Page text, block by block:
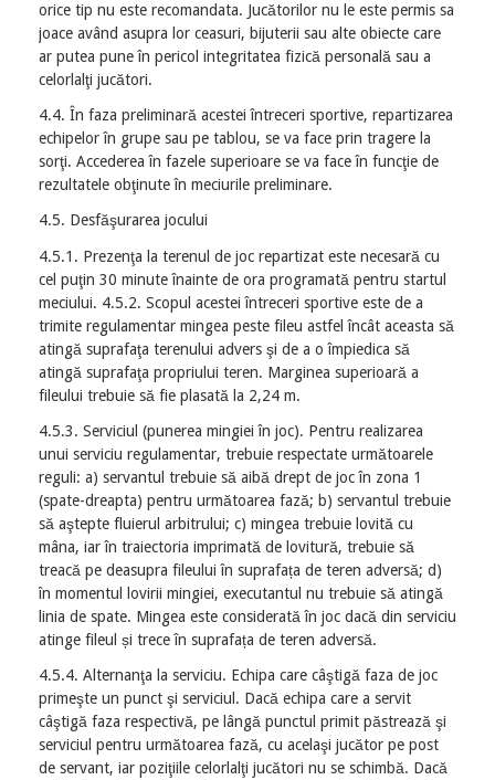
orice tip nu este recomandata. Jucătorilor nu le este permis sa
joace având asupra lor ceasuri, bijuterii sau alte obiecte care
ar putea pune în pericol integritatea fizică personală sau a
celorlalţi jucători.
4.4. În faza preliminară acestei întreceri sportive, repartizarea
echipelor în grupe sau pe tablou, se va face prin tragere la
sorţi. Accederea în fazele superioare se va face în funcţie de
rezultatele obţinute în meciurile preliminare.
4.5. Desfăşurarea jocului
4.5.1. Prezenţa la terenul de joc repartizat este necesară cu
cel puţin 30 minute înainte de ora programată pentru startul
meciului. 4.5.2. Scopul acestei întreceri sportive este de a
trimite regulamentar mingea peste fileu astfel încât aceasta să
atingă suprafaţa terenului advers şi de a o împiedica să
atingă suprafaţa propriului teren. Marginea superioară a
fileului trebuie să fie plasată la 2,24 m.
4.5.3. Serviciul (punerea mingiei în joc). Pentru realizarea
unui serviciu regulamentar, trebuie respectate următoarele
reguli: a) servantul trebuie să aibă drept de joc în zona 1
(spate-dreapta) pentru următoarea fază; b) servantul trebuie
să aştepte fluierul arbitrului; c) mingea trebuie lovită cu
mâna, iar în traiectoria imprimată de lovitură, trebuie să
treacă pe deasupra fileului în suprafața de teren adversă; d)
în momentul lovirii mingiei, executantul nu trebuie să atingă
linia de spate. Mingea este considerată în joc dacă din serviciu
atinge fileul și trece în suprafața de teren adversă.
4.5.4. Alternanţa la serviciu. Echipa care câştigă faza de joc
primeşte un punct şi serviciul. Dacă echipa care a servit
câştigă faza respectivă, pe lângă punctul primit păstrează şi
serviciul pentru următoarea fază, cu acelaşi jucător pe post
de servant, iar poziţiile celorlalţi jucători nu se schimbă. Dacă